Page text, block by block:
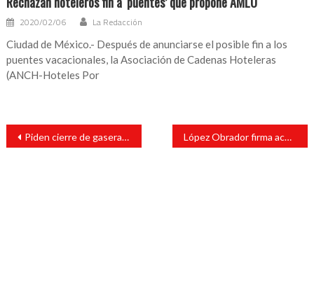
2020/02/06 La Redacción
Ciudad de México.- Después de anunciarse el posible fin a los
puentes vacacionales, la Asociación de Cadenas Hoteleras
(ANCH-Hoteles Por
Navegación
entradas
Piden cierre de gaseras clandestinas en zona centro de Veracruz López Obrador firma acuerdo para abrir archivos del Cisen